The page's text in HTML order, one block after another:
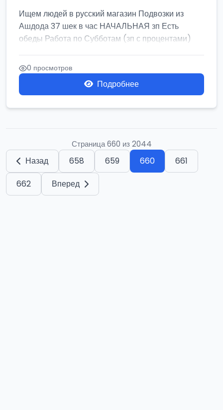
Ищем людей в русский магазин Подвозки из
Ашдода 37 шек в час НАЧАЛЬНАЯ зп Есть
обеды Работа по Субботам (зп с процентами)
0 просмотров
Подробнее
Страница 660 из 2044
Назад 658 659 660
661
662
Вперед